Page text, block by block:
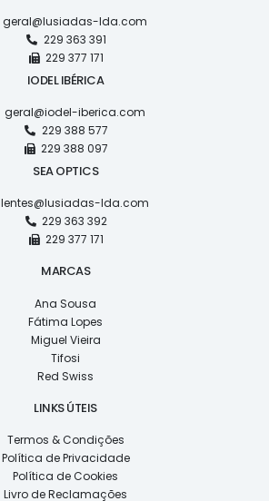
geral@lusiadas-lda.com
229 363 391
229 377 171
IODEL IBÉRICA
geral@iodel-iberica.com
229 388 577
229 388 097
SEA OPTICS
lentes@lusiadas-lda.com
229 363 392
229 377 171
MARCAS
Ana Sousa
Fátima Lopes
Miguel Vieira
Tifosi
Red Swiss
LINKS ÚTEIS
Termos & Condições
Política de Privacidade
Política de Cookies
Livro de Reclamações